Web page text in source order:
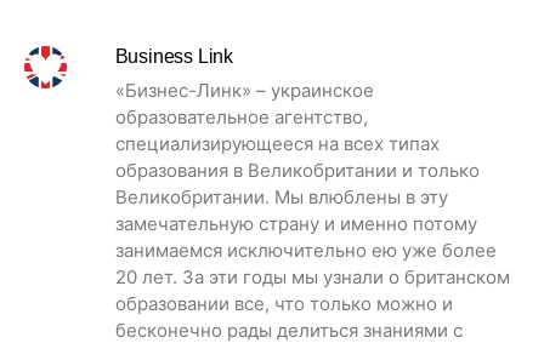
Business Link
«Бизнес-Линк» – украинское
образовательное агентство,
специализирующееся на всех типах
образования в Великобритании и только
Великобритании. Мы влюблены в эту
замечательную страну и именно потому
занимаемся исключительно ею уже более
20 лет. За эти годы мы узнали о британском
образовании все, что только можно и
бесконечно рады делиться знаниями с